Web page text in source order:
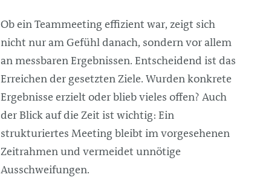
Ob ein Teammeeting effizient war, zeigt sich
nicht nur am Gefühl danach, sondern vor allem
an messbaren Ergebnissen. Entscheidend ist das
Erreichen der gesetzten Ziele. Wurden konkrete
Ergebnisse erzielt oder blieb vieles offen? Auch
der Blick auf die Zeit ist wichtig: Ein
strukturiertes Meeting bleibt im vorgesehenen
Zeitrahmen und vermeidet unnötige
Ausschweifungen.